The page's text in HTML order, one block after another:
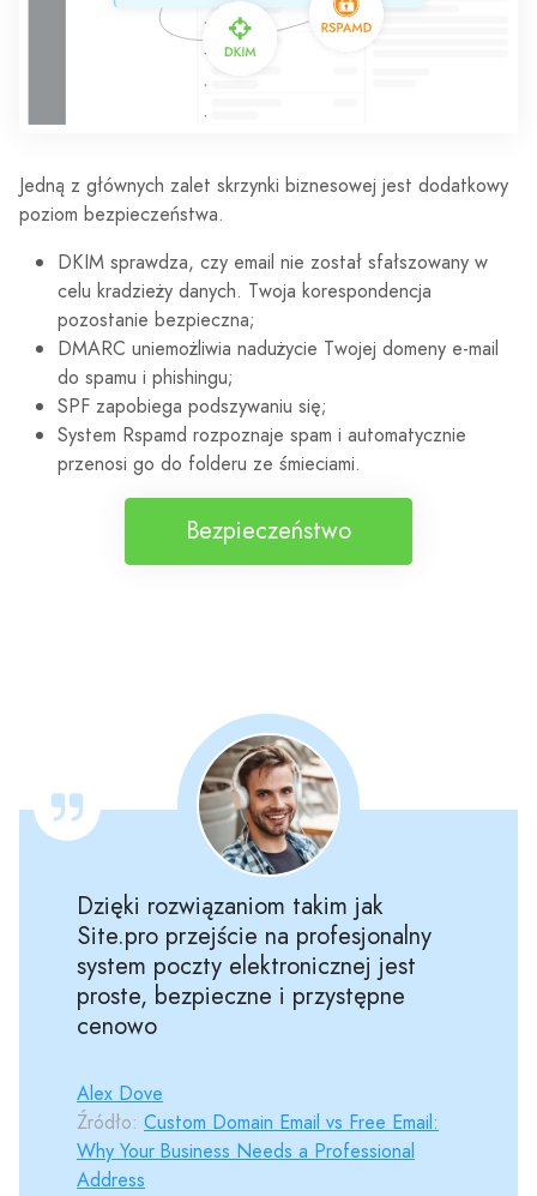
Jedną z głównych zalet skrzynki biznesowej jest dodatkowy
poziom bezpieczeństwa.
DKIM sprawdza, czy email nie został sfałszowany w
celu kradzieży danych. Twoja korespondencja
pozostanie bezpieczna;
DMARC uniemożliwia nadużycie Twojej domeny e-mail
do spamu i phishingu;
SPF zapobiega podszywaniu się;
System Rspamd rozpoznaje spam i automatycznie
przenosi go do folderu ze śmieciami.
Bezpieczeństwo
Dzięki rozwiązaniom takim jak
Site.pro przejście na profesjonalny
system poczty elektronicznej jest
proste, bezpieczne i przystępne
cenowo
Alex Dove
Źródło: Custom Domain Email vs Free Email:
Why Your Business Needs a Professional
Address